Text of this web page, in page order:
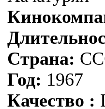
Страна:
Год: 1967
Качество :